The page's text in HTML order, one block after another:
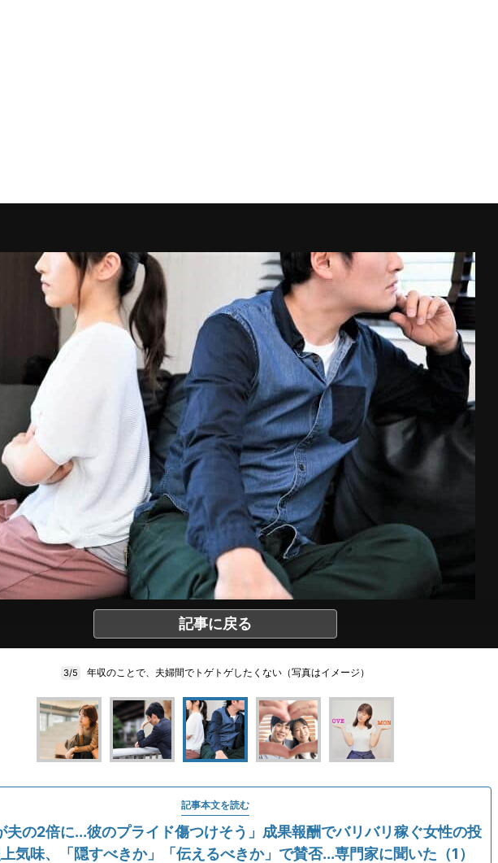
記事に戻る
3/5 年収のことで、夫婦間でトゲトゲしたくない（写真はイメージ）
記事本文を読む
夫の2倍に...彼のプライド傷つけそう」成果報酬でバリバリ稼ぐ女性の投
気味、「隠すべきか」「伝えるべきか」で賛否...専門家に聞いた（1）